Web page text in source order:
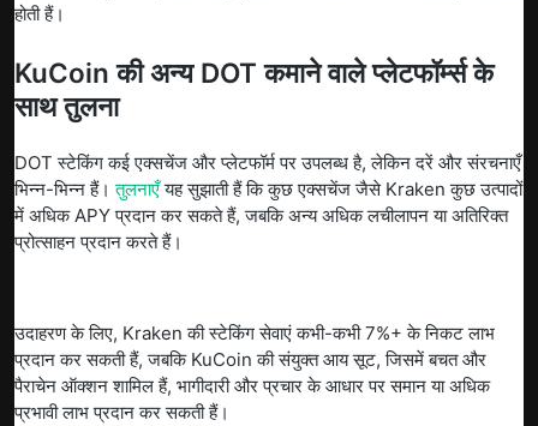
होती हैं।
KuCoin की अन्य DOT कमाने वाले प्लेटफॉर्म्स के
साथ तुलना
DOT स्टेकिंग कई एक्सचेंज और प्लेटफॉर्म पर उपलब्ध है, लेकिन दरें और संरचनाएँ
भिन्न-भिन्न हैं।तुलनाएँयह सुझाती हैं कि कुछ एक्सचेंज जैसे Kraken कुछ उत्पादों
में अधिक APY प्रदान कर सकते हैं, जबकि अन्य अधिक लचीलापन या अतिरिक्त
प्रोत्साहन प्रदान करते हैं।
उदाहरण के लिए, Kraken की स्टेकिंग सेवाएं कभी-कभी 7%+ के निकट लाभ
प्रदान कर सकती हैं, जबकि KuCoin की संयुक्त आय सूट, जिसमें बचत और
पैराचेन ऑक्शन शामिल हैं, भागीदारी और प्रचार के आधार पर समान या अधिक
प्रभावी लाभ प्रदान कर सकती हैं।